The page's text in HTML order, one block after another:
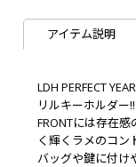
アイテム説明
LDH PERFECT
リルキーホルダー!!
FRONTには存在
く輝くラメのコ
バッグや鍵に付け